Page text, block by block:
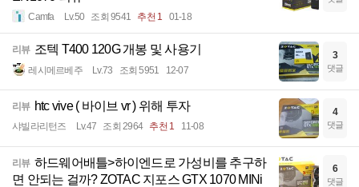
Camfa Lv.50 조회 9541 추천 1 01-18
리뷰 조텍 T400 120G 개봉 및 사용기
레시메르베주 Lv.73 조회 5951 12-07
3
댓글
리뷰 htc vive ( 바이브 vr ) 위해 투자
샤빌라리턴즈 Lv.47 조회 2964 추천 1 11-08
4
댓글
리뷰 하드웨어배틀>하이엔드로 가성비를 추구하
면 안되는 걸까? ZOTAC 지포스 GTX 1070 MINi
6
댓글